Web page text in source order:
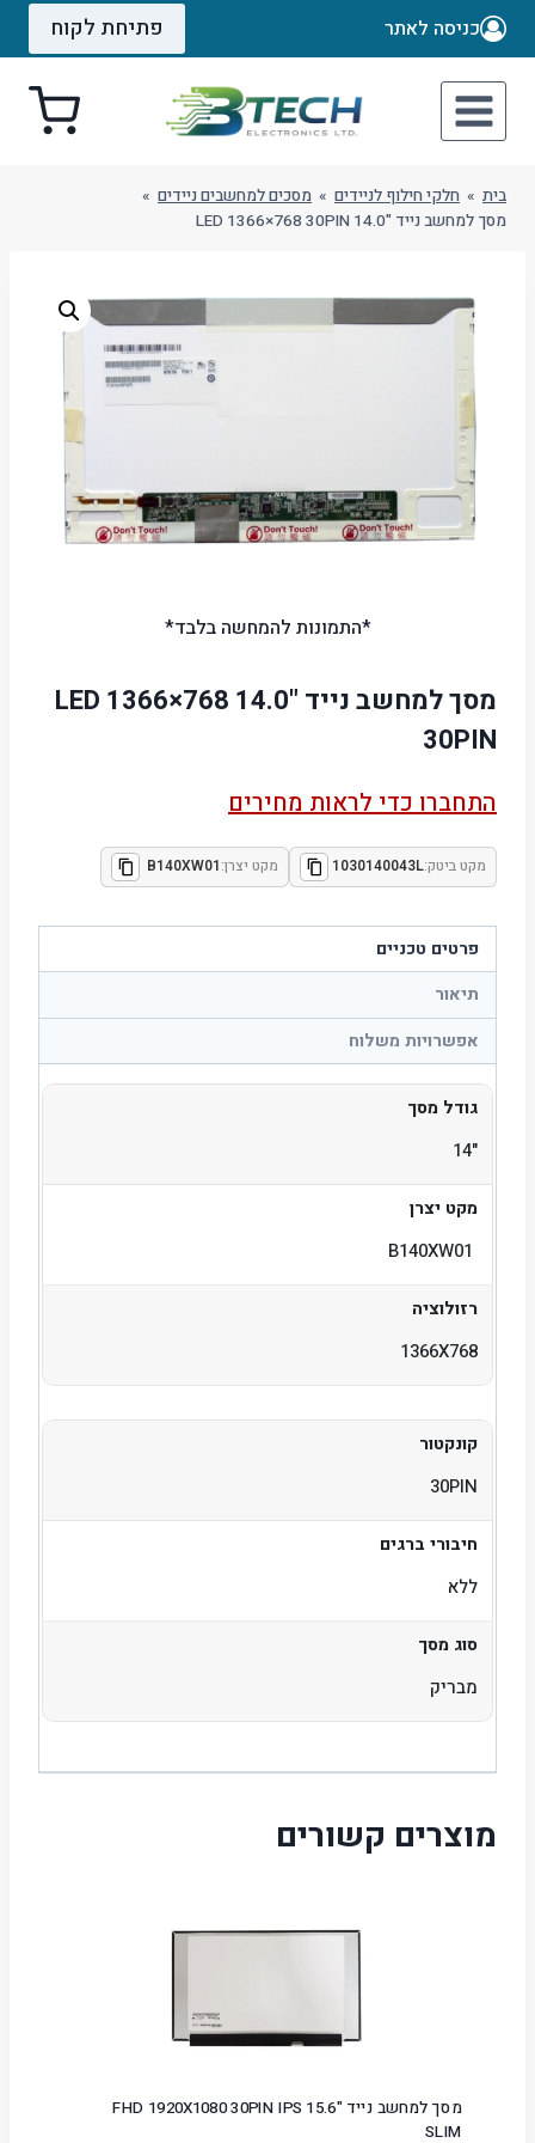
Skip
כניסה לאתר פתיחת לקוח
בית » חלקי חילוף לניידים » מסכים למחשבים ניידים »
מסך למחשב נייד "14.0 LED 1366×768 30PIN
*התמונות להמחשה בלבד*
מסך למחשב נייד "14.0 LED 1366×768
30PIN
התחברו כדי לראות מחירים
מקט ביטק:1030140043L מקט יצרן:B140XW01
פרטים טכניים
תיאור
אפשרויות משלוח
גודל מסך
"14
מקט יצרן
רזולוציה
1366X768
קונקטור
30PIN
חיבורי ברגים
ללא
סוג מסך
מבריק
מוצרים קשורים
מסך למחשב נייד "15.6 FHD 1920X1080 30PIN IPS
SLIM